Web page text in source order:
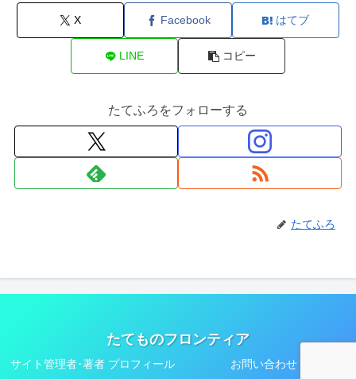
X Facebook はてブ
LINE コピー
たてふろをフォローする
たてふろ
たてものフロンティア
サイト管理者･著者 プロフィール お問い合わせ